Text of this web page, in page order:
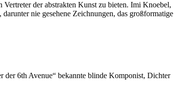
der abstrakten Kunst zu bieten. Imi Knoebel,
nie gesehene Zeichnungen, das großformatige
der 6th Avenue“ bekannte blinde Komponist, Dichter